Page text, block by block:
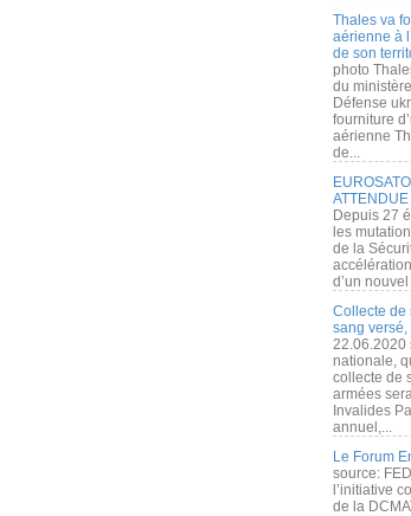
Thales va
aérienne à
de son
photo
du
Défense
fourniture
aérienne
de...
ATTENDUE
Depuis 27
les
de la
d’un
Collecte de
sang
22.06.2020
nationale,
collecte de
armées
Invalides
annuel,...
Le Forum
source:
l’initiative
de la